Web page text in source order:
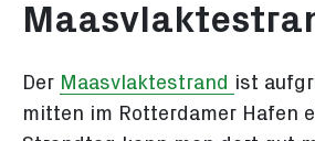
Der Maasvlaktestrand ist
mitten im Rotterdamer Hafen